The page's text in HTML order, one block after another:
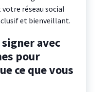
réseau social
et bienveillant.
avec
pour
ce que vous